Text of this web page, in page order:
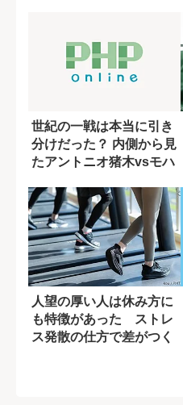
世紀の一戦は本当に引き
分けだった？ 内側から見
たアントニオ猪木vsモハ
人望の厚い人は休み方に
も特徴があった ストレ
ス発散の仕方で差がつく